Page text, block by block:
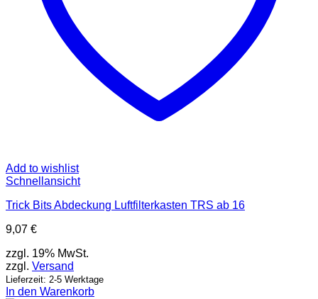
Add to wishlist
Schnellansicht
Trick Bits Abdeckung Luftfilterkasten TRS ab 16
9,07 €
zzgl. 19% MwSt.
zzgl. Versand
Lieferzeit: 2-5 Werktage
In den Warenkorb